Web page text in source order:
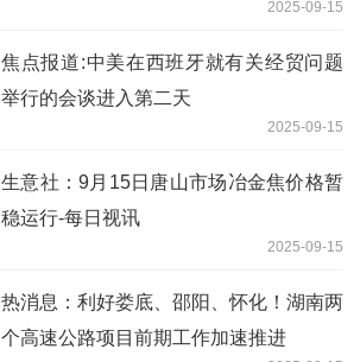
2025-09-15
焦点报道:中美在西班牙就有关经贸问题
举行的会谈进入第二天
2025-09-15
生意社：9月15日唐山市场冶金焦价格暂
稳运行-每日视讯
2025-09-15
热消息：利好娄底、邵阳、怀化！湖南两
个高速公路项目前期工作加速推进